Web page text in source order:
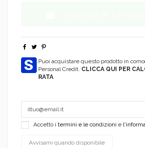
Puoi acquistare questo prodotto in
Personal Credit. CLICCA QUI PER
RATA
Accetto i termini e le condizioni e